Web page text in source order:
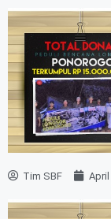
Tim SBF April